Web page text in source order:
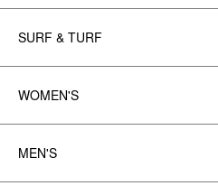
SURF & TURF
WOMEN'S
MEN'S